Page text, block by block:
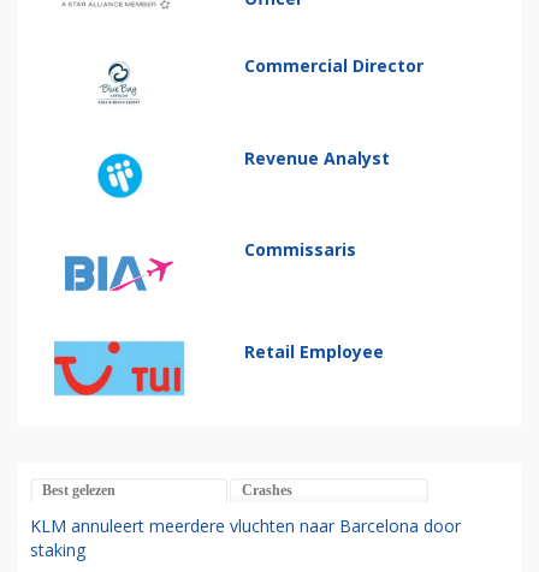
Commercial Director
Revenue Analyst
Commissaris
Retail Employee
Best gelezen Crashes
KLM annuleert meerdere vluchten naar Barcelona door
staking